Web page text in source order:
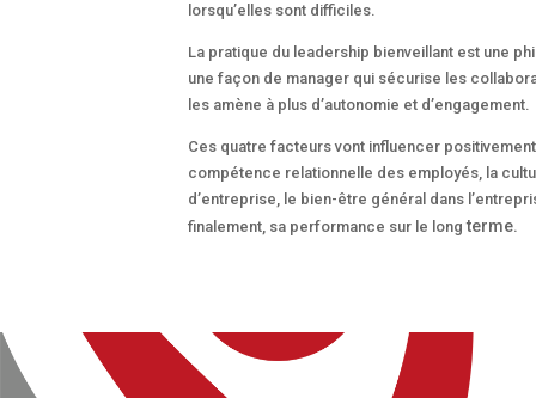
lorsqu’elles sont difficiles.
La pratique du leadership bienveillant est une
une façon de manager qui sécurise les
les amène à plus d’autonomie et d’engagement.
Ces quatre facteurs vont influencer
compétence relationnelle des employés, la
d’entreprise, le bien-être général dans
finalement, sa performance sur le long terme.